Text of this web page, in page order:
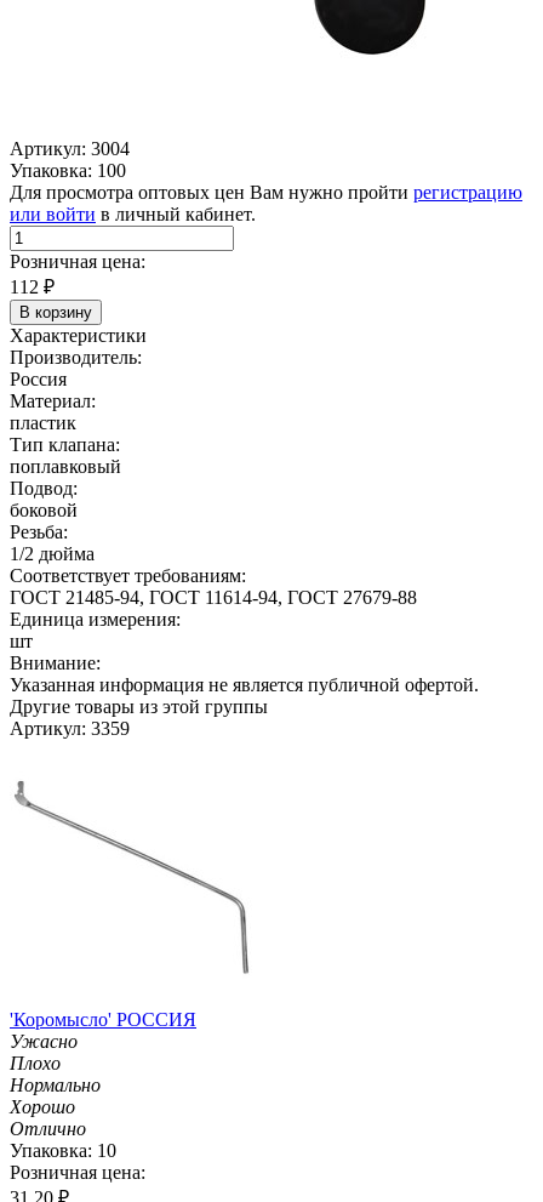
Артикул: 3004
Упаковка: 100
Для просмотра оптовых цен Вам нужно пройти регистрацию
или войти в личный кабинет.
Розничная цена:
112 ₽
В корзину
Характеристики
Производитель:
Россия
Материал:
пластик
Тип клапана:
поплавковый
Подвод:
боковой
Резьба:
1/2 дюйма
Соответствует требованиям:
ГОСТ 21485-94, ГОСТ 11614-94, ГОСТ 27679-88
Единица измерения:
шт
Внимание:
Указанная информация не является публичной офертой.
Другие товары из этой группы
Артикул: 3359
'Коромысло' РОССИЯ
Ужасно
Плохо
Нормально
Хорошо
Отлично
Упаковка: 10
Розничная цена:
31.20 ₽